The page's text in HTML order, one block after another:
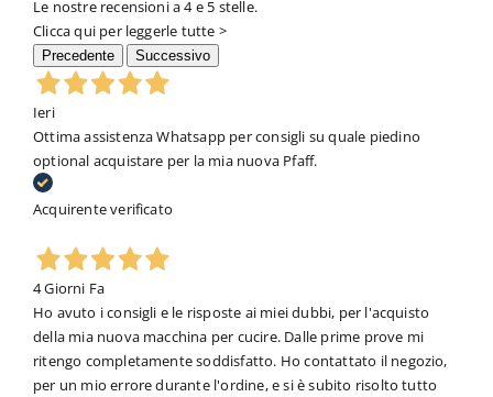
Le nostre recensioni a 4 e 5 stelle.
Clicca qui per leggerle tutte >
Precedente Successivo
Ieri
Ottima assistenza Whatsapp per consigli su quale piedino
optional acquistare per la mia nuova Pfaff.
Acquirente verificato
4 Giorni Fa
Ho avuto i consigli e le risposte ai miei dubbi, per l'acquisto
della mia nuova macchina per cucire. Dalle prime prove mi
ritengo completamente soddisfatto. Ho contattato il negozio,
per un mio errore durante l'ordine, e si è subito risolto tutto